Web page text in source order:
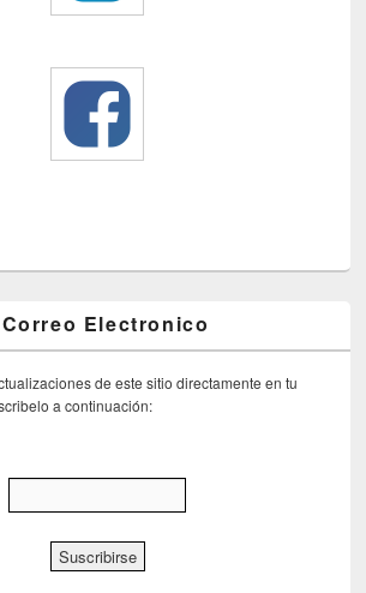
Electronico
de este sitio directamente en tu
a continuación: